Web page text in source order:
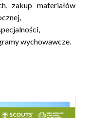
zakup materiałów
wychowawcze.